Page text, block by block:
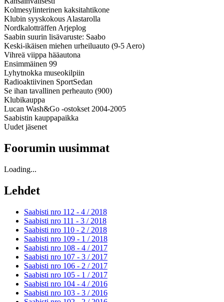
Kolmesylinterinen kaksitahtikone
Klubin syyskokous Alastarolla
Nordkalotträffen Arjeplog
Saabin suurin lisävaruste: Saabo
Keski-ikäisen miehen urheiluauto (9-5 Aero)
Vihreä viippa hääautona
Ensimmäinen 99
Lyhytnokka museokilpiin
Radioaktiivinen SportSedan
Se ihan tavallinen perheauto (900)
Klubikauppa
Lucan Wash&Go -ostokset 2004-2005
Saabistin kauppapaikka
Uudet jäsenet
Foorumin uusimmat
Loading...
Lehdet
Saabisti nro 112 - 4 / 2018
Saabisti nro 111 - 3 / 2018
Saabisti nro 110 - 2 / 2018
Saabisti nro 109 - 1 / 2018
Saabisti nro 108 - 4 / 2017
Saabisti nro 107 - 3 / 2017
Saabisti nro 106 - 2 / 2017
Saabisti nro 105 - 1 / 2017
Saabisti nro 104 - 4 / 2016
Saabisti nro 103 - 3 / 2016